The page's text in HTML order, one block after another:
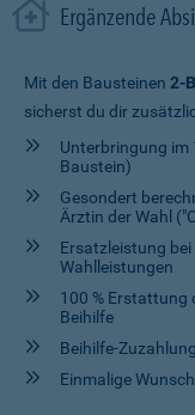
Ergänzende
Mit den Bausteinen 2-
sicherst du dir
Unterbringung im
Baustein)
Gesondert
Ärztin der Wahl
Ersatzleistung
Wahlleistungen
100 % Erstattung
Beihilfe
Beihilfe-
Einmalige